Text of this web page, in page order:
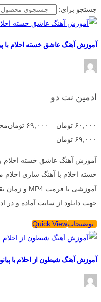
جستجو برای:
آموزش آهنگ عاشق خسته احلام با
ادمین نت دو
۶۰,۰۰۰ تومان – ۶۹,۰۰۰ تومان
۶۹,۰۰۰ تومان
آموزش آهنگ عاشق خسته احلام
خسته احلام با آهنگ سازی احلام
جهت دانلود از سایت آماده و در
توضیحاتQuick View
آموزش آهنگ شیطون از احلام با پیانو